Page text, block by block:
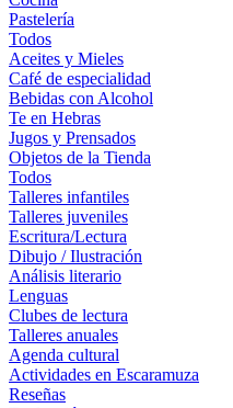
Pastelería
Todos
Aceites y Mieles
Café de especialidad
Bebidas con Alcohol
Te en Hebras
Jugos y Prensados
Objetos de la Tienda
Todos
Talleres infantiles
Talleres juveniles
Escritura/Lectura
Dibujo / Ilustración
Análisis literario
Lenguas
Clubes de lectura
Talleres anuales
Agenda cultural
Actividades en Escaramuza
Reseñas